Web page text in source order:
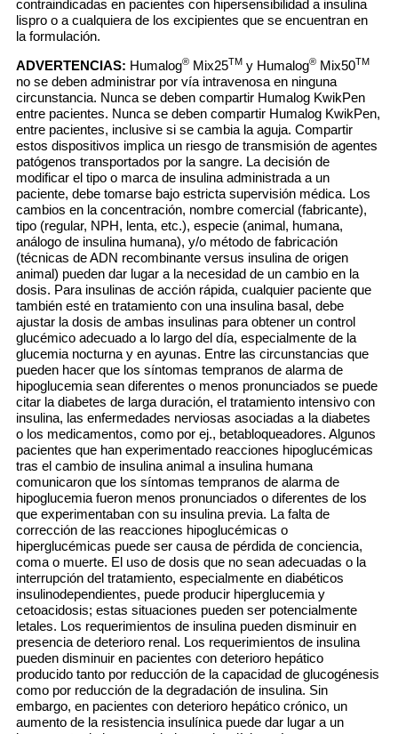
contraindicadas en pacientes con hipersensibilidad a insulina
lispro o a cualquiera de los excipientes que se encuentran en
la formulación.
ADVERTENCIAS: Humalog® Mix25TM y Humalog® Mix50TM
no se deben administrar por vía intravenosa en ninguna
circunstancia. Nunca se deben compartir Humalog KwikPen
entre pacientes. Nunca se deben compartir Humalog KwikPen,
entre pacientes, inclusive si se cambia la aguja. Compartir
estos dispositivos implica un riesgo de transmisión de agentes
patógenos transportados por la sangre. La decisión de
modificar el tipo o marca de insulina administrada a un
paciente, debe tomarse bajo estricta supervisión médica. Los
cambios en la concentración, nombre comercial (fabricante),
tipo (regular, NPH, lenta, etc.), especie (animal, humana,
análogo de insulina humana), y/o método de fabricación
(técnicas de ADN recombinante versus insulina de origen
animal) pueden dar lugar a la necesidad de un cambio en la
dosis. Para insulinas de acción rápida, cualquier paciente que
también esté en tratamiento con una insulina basal, debe
ajustar la dosis de ambas insulinas para obtener un control
glucémico adecuado a lo largo del día, especialmente de la
glucemia nocturna y en ayunas. Entre las circunstancias que
pueden hacer que los síntomas tempranos de alarma de
hipoglucemia sean diferentes o menos pronunciados se puede
citar la diabetes de larga duración, el tratamiento intensivo con
insulina, las enfermedades nerviosas asociadas a la diabetes
o los medicamentos, como por ej., betabloqueadores. Algunos
pacientes que han experimentado reacciones hipoglucémicas
tras el cambio de insulina animal a insulina humana
comunicaron que los síntomas tempranos de alarma de
hipoglucemia fueron menos pronunciados o diferentes de los
que experimentaban con su insulina previa. La falta de
corrección de las reacciones hipoglucémicas o
hiperglucémicas puede ser causa de pérdida de conciencia,
coma o muerte. El uso de dosis que no sean adecuadas o la
interrupción del tratamiento, especialmente en diabéticos
insulinodependientes, puede producir hiperglucemia y
cetoacidosis; estas situaciones pueden ser potencialmente
letales. Los requerimientos de insulina pueden disminuir en
presencia de deterioro renal. Los requerimientos de insulina
pueden disminuir en pacientes con deterioro hepático
producido tanto por reducción de la capacidad de glucogénesis
como por reducción de la degradación de insulina. Sin
embargo, en pacientes con deterioro hepático crónico, un
aumento de la resistencia insulínica puede dar lugar a un